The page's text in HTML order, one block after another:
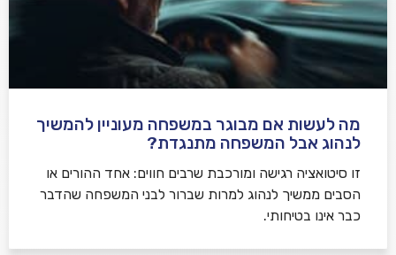
מה לעשות אם מבוגר במשפחה מעוניין להמשיך
לנהוג אבל המשפחה מתנגדת?
זו סיטואציה רגישה ומורכבת שרבים חווים: אחד ההורים או
הסבים ממשיך לנהוג למרות שברור לבני המשפחה שהדבר
כבר אינו בטיחותי.